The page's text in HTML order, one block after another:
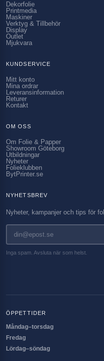
Dekorfolie
Printmedia
Maskiner
Verktyg & Tillbehör
Display
Outlet
Mjukvara
KUNDSERVICE
Mitt konto
Mina ordrar
Leveransinformation
Returer
Kontakt
OM OSS
Om Folie & Papper
Showroom Göteborg
Utbildningar
Nyheter
Folieklubben
BytPrinter.se
NYHETSBREV
Nyheter, kampanjer och tips för
Inga spam. Avsluta när som helst.
ÖPPETTIDER
Måndag–torsdag
Fredag
Lördag–söndag